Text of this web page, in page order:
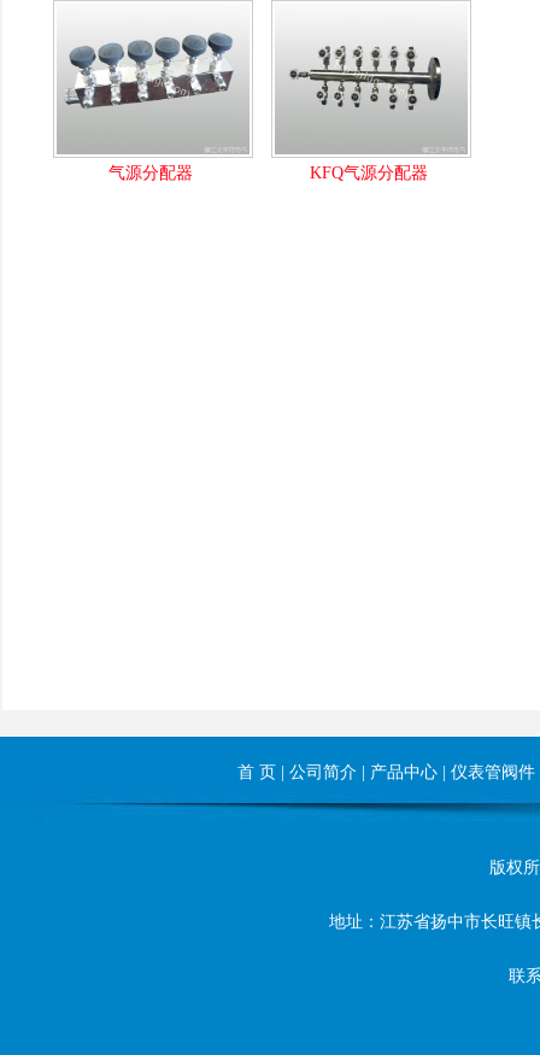
气源分配器 KFQ气源分配器
首 页 公司简介| 产品中心| 仪表管阀件
版权
地址：江苏省扬中市长旺
联系